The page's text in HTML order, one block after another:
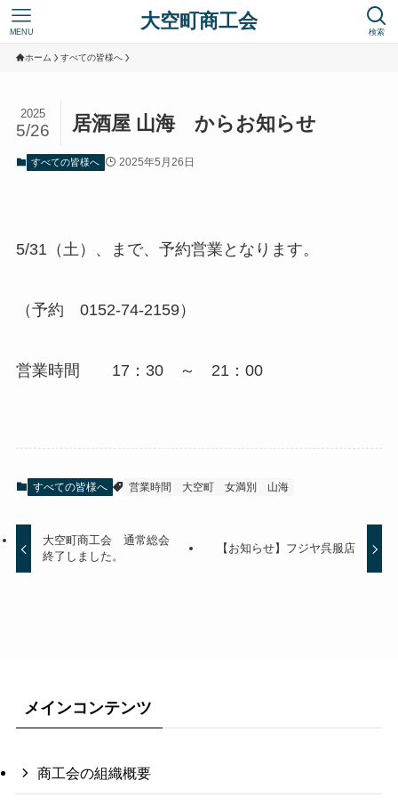
大空町商工会 検索
MENU
ホーム すべての皆様へ
居酒屋 山海 からお知らせ
2025
5/26
すべての皆様へ 2025年5月26日
5/31（土）、まで、予約営業となります。
（予約 0152-74-2159）
営業時間 17：30 ～ 21：00
すべての皆様へ 営業時間 大空町 女満別 山海
大空町商工会 通常総会
終了しました。
【お知らせ】フジヤ呉服店
メインコンテンツ
商工会の組織概要